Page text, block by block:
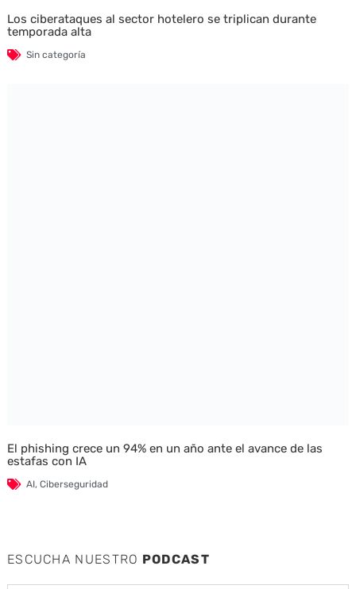
Los ciberataques al sector hotelero se triplican durante
temporada alta
Sin categoría
El phishing crece un 94% en un año ante el avance de las
estafas con IA
AI, Ciberseguridad
ESCUCHA NUESTRO PODCAST